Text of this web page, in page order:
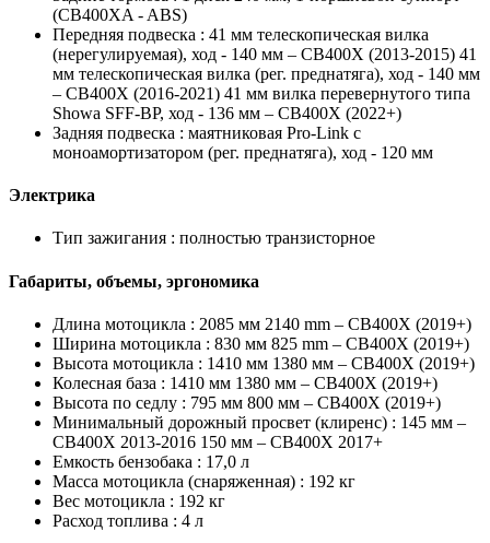
(CB400XA - ABS)
Передняя подвеска : 41 мм телескопическая вилка
(нерегулируемая), ход - 140 мм – CB400X (2013-2015) 41
мм телескопическая вилка (рег. преднатяга), ход - 140 мм
– CB400X (2016-2021) 41 мм вилка перевернутого типа
Showa SFF-BP, ход - 136 мм – CB400X (2022+)
Задняя подвеска : маятниковая Pro-Link с
моноамортизатором (рег. преднатяга), ход - 120 мм
Электрика
Тип зажигания : полностью транзисторное
Габариты, объемы, эргономика
Длина мотоцикла : 2085 мм 2140 mm – CB400X (2019+)
Ширина мотоцикла : 830 мм 825 mm – CB400X (2019+)
Высота мотоцикла : 1410 мм 1380 мм – CB400X (2019+)
Колесная база : 1410 мм 1380 мм – CB400X (2019+)
Высота по седлу : 795 мм 800 мм – CB400X (2019+)
Минимальный дорожный просвет (клиренс) : 145 мм –
CB400X 2013-2016 150 мм – CB400X 2017+
Емкость бензобака : 17,0 л
Масса мотоцикла (снаряженная) : 192 кг
Вес мотоцикла : 192 кг
Расход топлива : 4 л